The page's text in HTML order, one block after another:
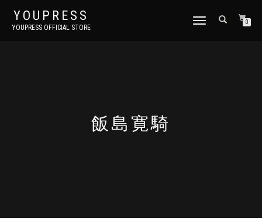
YOUPRESS
YOUPRESS OFFICIAL STORE
ナ
0
飯島寛騎